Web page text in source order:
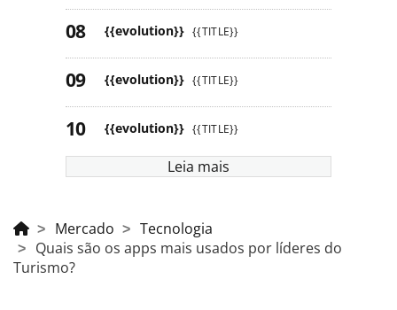
{{evolution}} {{TITLE}}
{{evolution}} {{TITLE}}
{{evolution}} {{TITLE}}
Leia mais
Mercado
Tecnologia
Quais são os apps mais usados por líderes do
Turismo?